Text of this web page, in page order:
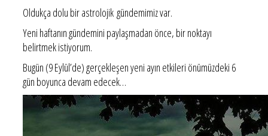
Oldukça dolu bir astrolojik gündemimiz var.
Yeni haftanın gündemini paylaşmadan önce, bir noktayı
belirtmek istiyorum.
Bugün (9 Eylül’de) gerçekleşen yeni ayın etkileri önümüzdeki 6
gün boyunca devam edecek…